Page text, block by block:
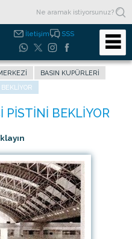
İletişim SSS
BASIN KUPÜRLERI